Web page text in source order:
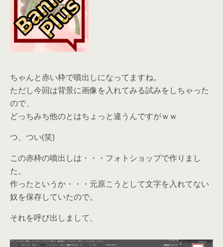
ちゃんと赤い枠で噴出しになってますね。
ただし今回は背景に画像を入れてみる試みをしちゃった
ので、
どっちみち他のとはちょっと違うんですがｗｗ
つ、つい(笑)
この赤枠の噴出しは・・・フォトショップで作りまし
た。
作ったというか・・・元原こうとして文字を入れてない
奴を保存していたので。
それを呼び出しまして、